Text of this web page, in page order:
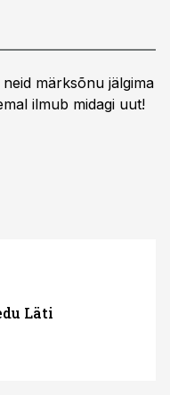
märksõnu jälgima
ilmub midagi uut!
Läti